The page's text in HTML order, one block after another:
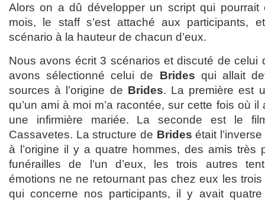
Alors on a dû développer un script qui pourrait
mois, le staff s’est attaché aux participants,
scénario à la hauteur de chacun d’eux.
Nous avons écrit 3 scénarios et discuté de celui
avons sélectionné celui de Brides qui allait
sources à l’origine de Brides. La première est
qu’un ami à moi m’a racontée, sur cette fois où
une infirmière mariée. La seconde est le
Cassavetes. La structure de Brides était
à l’origine il y a quatre hommes, des amis très
funérailles de l’un d’eux, les trois autres
émotions ne ne retournant pas chez eux les
qui concerne nos participants, il y avait